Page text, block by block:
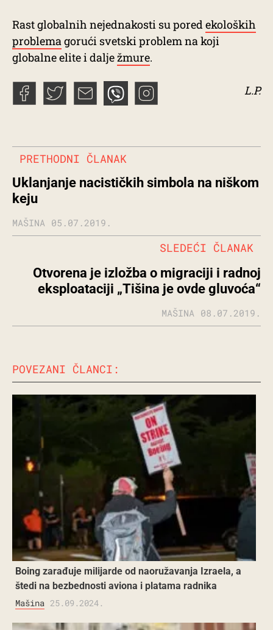
Rast globalnih nejednakosti su pored ekoloških
problema gorući svetski problem na koji
globalne elite i dalježmure.
L.P.
PRETHODNI ČLANAK
Uklanjanje nacističkih simbola na niškom
keju
MAŠINA 05.07.2019.
Otvorena je izložba o migraciji i radnoj
eksploataciji „Tišina je ovde gluvoća“
SLEDEĆI ČLANAK
MAŠINA 08.07.2019.
POVEZANI ČLANCI:
Boing zarađuje milijarde od naoružavanja Izraela, a
štedi na bezbednosti aviona i platama radnika
Mašina 25.09.2024.